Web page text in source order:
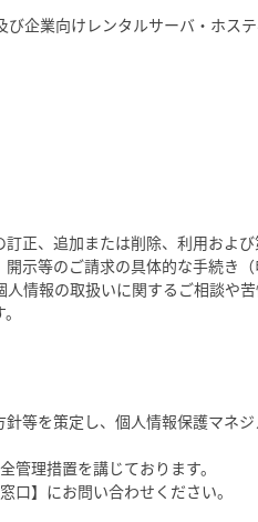
企業向けレンタルサーバ・ホス
正、追加または削除、利用および
示等のご請求の具体的な手続き
情報の取扱いに関するご相談や
等を策定し、個人情報保護マネ
理措置を講じております。
】にお問い合わせください。